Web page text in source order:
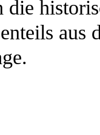
aus